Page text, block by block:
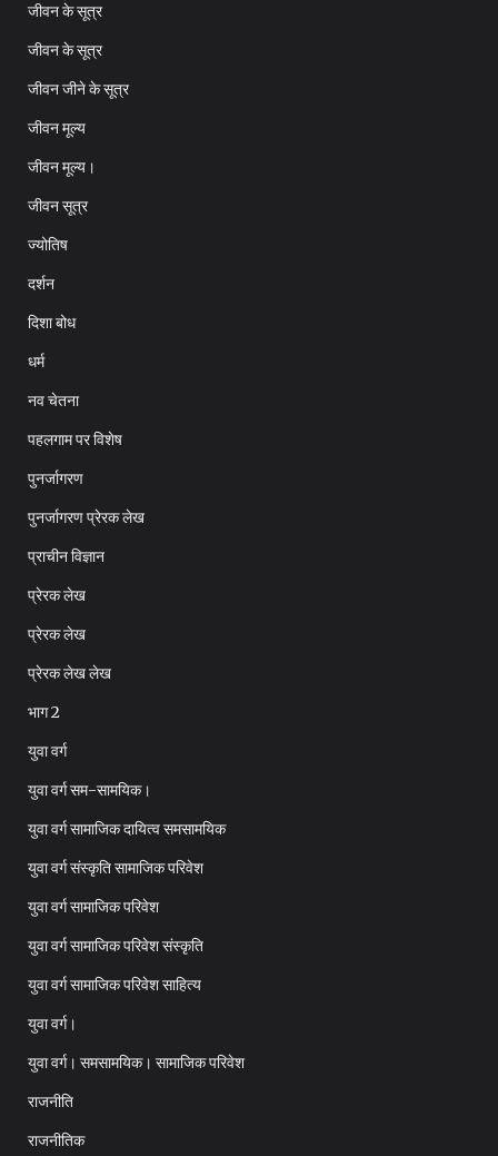
जीवन के सूत्र
जीवन के सूत्र
जीवन जीने के सूत्र
जीवन मूल्य
जीवन मूल्य।
जीवन सूत्र
ज्योतिष
दर्शन
दिशा बोध
धर्म
नव चेतना
पहलगाम पर विशेष
पुनर्जागरण
पुनर्जागरण प्रेरक लेख
प्राचीन विज्ञान
प्रेरक लेख
प्रेरक लेख
प्रेरक लेख लेख
भाग 2
युवा वर्ग
युवा वर्ग सम-सामयिक।
युवा वर्ग सामाजिक दायित्व समसामयिक
युवा वर्ग संस्कृति सामाजिक परिवेश
युवा वर्ग सामाजिक परिवेश
युवा वर्ग सामाजिक परिवेश संस्कृति
युवा वर्ग सामाजिक परिवेश साहित्य
युवा वर्ग।
युवा वर्ग। समसामयिक। सामाजिक परिवेश
राजनीति
राजनीतिक